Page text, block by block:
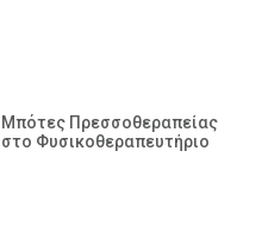
Μπότες Πρεσσοθεραπείας
στο Φυσικοθεραπευτήριο